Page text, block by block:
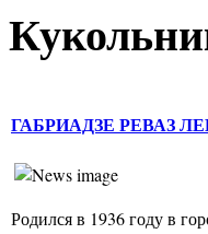
ГАБРИАДЗЕ РЕВАЗ
Родился в 1936 году в